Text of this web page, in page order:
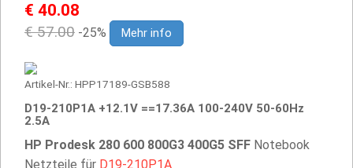
€ 40.08
€ 57.00 -25% Mehr info
Artikel-Nr.: HPP17189-GSB588
D19-210P1A +12.1V ==17.36A 100-240V 50-60Hz
2.5A
HP Prodesk 280 600 800G3 400G5 SFF Notebook
Netzteile für D19-210P1A